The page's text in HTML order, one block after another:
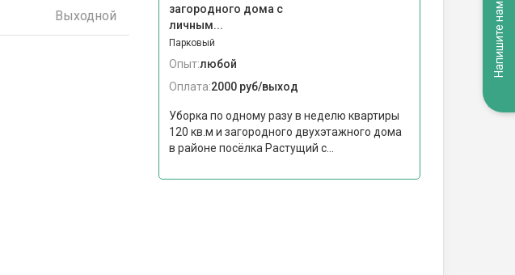
Выходной
загородного дома с
личным...
Парковый
Опыт:любой
Оплата:2000 руб/выход
Уборка по одному разу в неделю квартиры
120 кв.м и загородного двухэтажного дома
в районе посёлка Растущий с...
Напишите нам